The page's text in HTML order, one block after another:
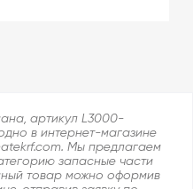
артикул L3000-
в интернет-магазине
Мы предлагаем
запасные части
товар можно оформив